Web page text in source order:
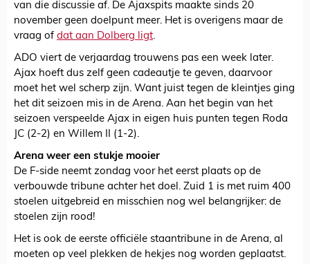
van die discussie af. De Ajaxspits maakte sinds 20
november geen doelpunt meer. Het is overigens maar de
vraag of dat aan Dolberg ligt.
ADO viert de verjaardag trouwens pas een week later.
Ajax hoeft dus zelf geen cadeautje te geven, daarvoor
moet het wel scherp zijn. Want juist tegen de kleintjes ging
het dit seizoen mis in de Arena. Aan het begin van het
seizoen verspeelde Ajax in eigen huis punten tegen Roda
JC (2-2) en Willem II (1-2).
Arena weer een stukje mooier
De F-side neemt zondag voor het eerst plaats op de
verbouwde tribune achter het doel. Zuid 1 is met ruim 400
stoelen uitgebreid en misschien nog wel belangrijker: de
stoelen zijn rood!
Het is ook de eerste officiële staantribune in de Arena, al
moeten op veel plekken de hekjes nog worden geplaatst.